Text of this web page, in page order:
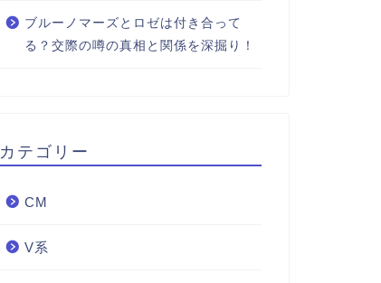
ブルーノマーズとロゼは付き合って
る？交際の噂の真相と関係を深掘り！
カテゴリー
CM
V系